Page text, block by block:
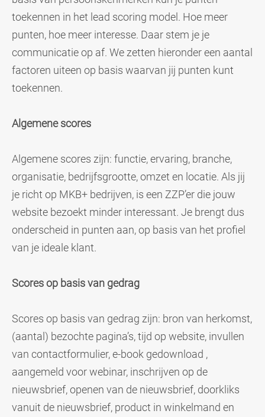
toekennen in het lead scoring model. Hoe meer
punten, hoe meer interesse. Daar stem je je
communicatie op af. We zetten hieronder een aantal
factoren uiteen op basis waarvan jij punten kunt
toekennen.
Algemene scores
Algemene scores zijn: functie, ervaring, branche,
organisatie, bedrijfsgrootte, omzet en l ocatie. Als jij
je richt op MKB+ bedrijven, is een ZZP’er die jouw
website bezoekt minder interessant. Je brengt dus
onderscheid in punten aan, op basis van het profiel
van je ideale klant.
Scores op basis van gedrag
Scores op basis van gedrag zijn: bron van herkomst,
(aantal) bezochte pagina’s, tijd op website, invullen
van contactformulier, e-book gedownload ,
aangemeld voor webinar, inschrijven op de
nieuwsbrief, openen van de nieuwsbrief, doorkliks
vanuit de nieuwsbrief, product in winkelmand en